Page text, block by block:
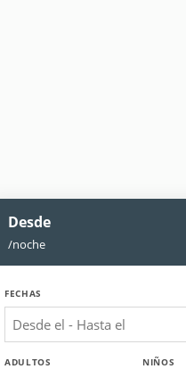
Desde
/noche
FECHAS
ADULTOS NIÑOS